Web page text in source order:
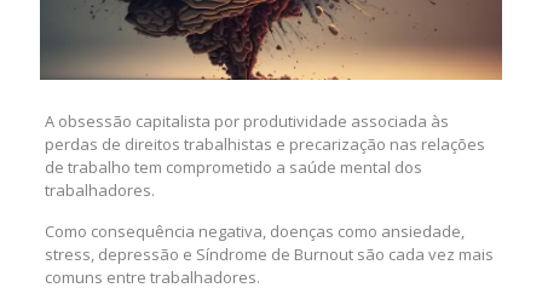
A obsessão capitalista por produtividade associada às
perdas de direitos trabalhistas e precarização nas relações
de trabalho tem comprometido a saúde mental dos
trabalhadores.
Como consequência negativa, doenças como ansiedade,
stress, depressão e Síndrome de Burnout são cada vez mais
comuns entre trabalhadores.